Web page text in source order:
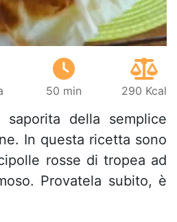
50 min 290 Kcal
della semplice
In questa ricetta sono
rosse di tropea ad
Provatela subito, è